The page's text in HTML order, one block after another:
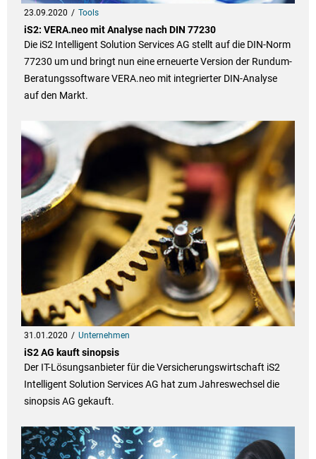
23.09.2020 Tools
iS2: VERA.neo mit Analyse nach DIN 77230
Die iS2 Intelligent Solution Services AG stellt auf die DIN-Norm
77230 um und bringt nun eine erneuerte Version der Rundum-
Beratungssoftware VERA.neo mit integrierter DIN-Analyse
auf den Markt.
31.01.2020 Unternehmen
iS2 AG kauft sinopsis
Der IT-Lösungsanbieter für die Versicherungswirtschaft iS2
Intelligent Solution Services AG hat zum Jahreswechsel die
sinopsis AG gekauft.